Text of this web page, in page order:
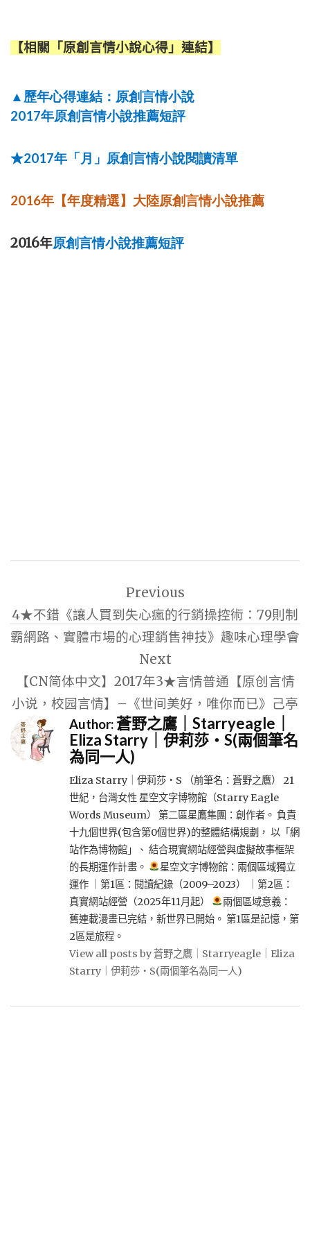
【相關「原創言情小說心得」連結】
▲ 歷年心得連結：原創言情小說
2017年原創言情小說推薦短評
★2017年「月」原創言情小說閱讀清單
2016年【年度精選】大陸原創言情小說推薦
2016年原創言情小說推薦短評
導
覽
Previous
4★不錯《讓人買到失心瘋的行銷操控術：79則制
霸網路、實體市場的心理銷售神技》趣味心理學會
Next
【CN简体中文】2017年3★言情普通【原创言情
小说，校园言情】–《世间美好，唯你而已》己亭
Author:蒼野之鷹｜Starryeagle｜
Eliza Starry｜伊莉莎・S(兩個筆名
為同一人)
Eliza Starry｜伊莉莎・S （前筆名：蒼野之鷹） 21
世紀，台灣女性 星空文字博物館（Starry Eagle
Words Museum） 第二區星鷹集團：創作者。 負責
十九個世界(包含第0個世界)的整體結構規劃， 以「網
站作為博物館」、 結合現實網站經營與虛擬故事框架
的長期運作計畫。
星空文字博物館：兩個區域獨立
運作 ｜第1區：閱讀紀錄（2009–2023） ｜第2區：
真實網站經營（2025年11月起）
兩個區域意義：
舊連載漫畫已完結，新世界已開始。 第1區是記憶，第
2區是旅程。
View all posts by 蒼野之鷹｜Starryeagle｜Eliza
Starry｜伊莉莎・S(兩個筆名為同一人)